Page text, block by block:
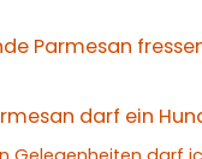
Parmesan
darf ein